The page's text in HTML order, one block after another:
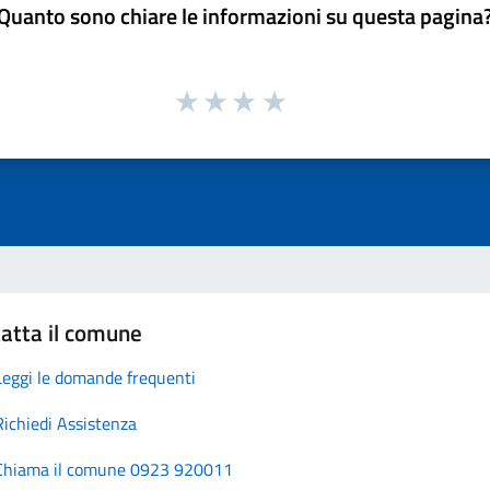
sono chiare le informazioni su questa
il comune
le domande frequenti
Assistenza
il comune 0923 920011